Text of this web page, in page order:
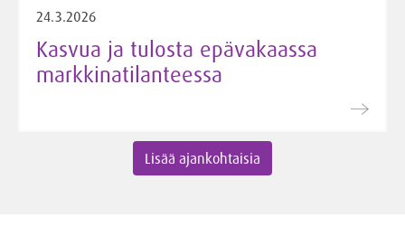
24.3.2026
Kasvua ja tulosta epävakaassa
markkinatilanteessa
Lisää ajankohtaisia